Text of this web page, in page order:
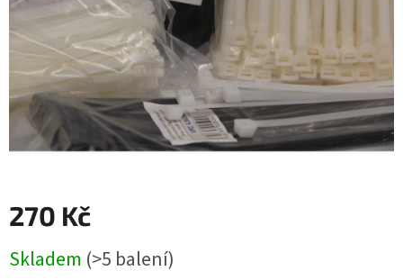
270 Kč
cena:
Skladem (>5 balení)